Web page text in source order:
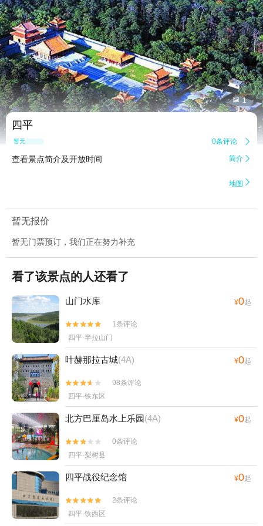
 1
四平
暂无点评 0条评论 
查看景点简介及开放时间 简介 
地图 
暂无报价
暂无门票预订，我们正在努力补充
看了该景点的人还看了
山门水库 ¥0起


1条评论
四平·半拉山门
叶赫那拉古城(4A) ¥0起


98条评论
四平·铁东区
北方巴厘岛水上乐园(4A) ¥0起


0条评论
四平·梨树县
四平战役纪念馆 ¥0起


2条评论
四平·铁西区
